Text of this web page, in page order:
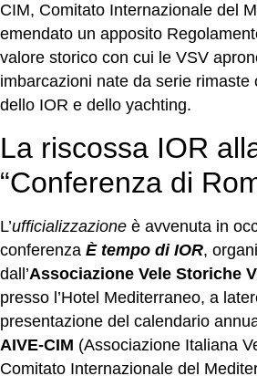
CIM, Comitato Internazionale del
emendato un apposito
valore storico con cui le VSV
imbarcazioni nate da serie rimaste
dello IOR e dello yachting.
La riscossa IOR
“Conferenza di
L’ufficializzazione è avvenuta in
conferenza È tempo di IOR,
dall’Associazione Vele Storiche
presso l’Hotel Mediterraneo, a
presentazione del calendario
AIVE-CIM (Associazione Italiana
Comitato Internazionale del